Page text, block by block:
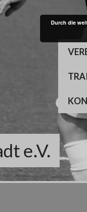
e.V.
Durch die